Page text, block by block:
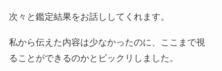
次々と鑑定結果をお話ししてくれます。
私から伝えた内容は少なかったのに、ここまで視
ることができるのかとビックリしました。